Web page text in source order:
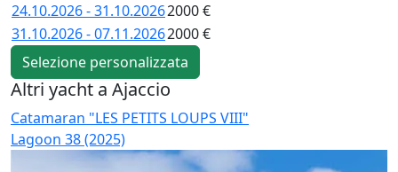
24.10.2026 - 31.10.20262000 €
31.10.2026 - 07.11.20262000 €
Selezione personalizzata
Altri yacht a Ajaccio
Catamaran "LES PETITS LOUPS VIII"
Lagoon 38 (2025)